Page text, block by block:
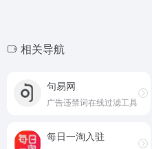
相关导航
句易网
广告违禁词在线过滤工具
每日一淘入驻